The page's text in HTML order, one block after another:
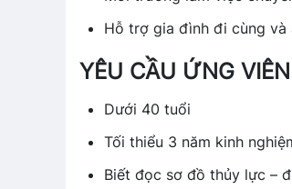
Hỗ trợ gia đình đi cùng và
YÊU CẦU ỨNG VIÊN
Dưới 40 tuổi
Tối thiểu 3 năm kinh
Biết đọc sơ đồ thủy lực –